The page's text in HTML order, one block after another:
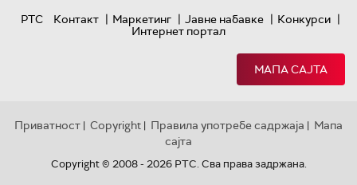
РТС
Контакт | Маркетинг | Јавне набавке | Конкурси |
Интернет портал
МАПА САЈТА
Приватност | Copyright | Правила употребе садржаја | Мапа
сајта
Copyright © 2008 - 2026 РТС. Сва права задржана.